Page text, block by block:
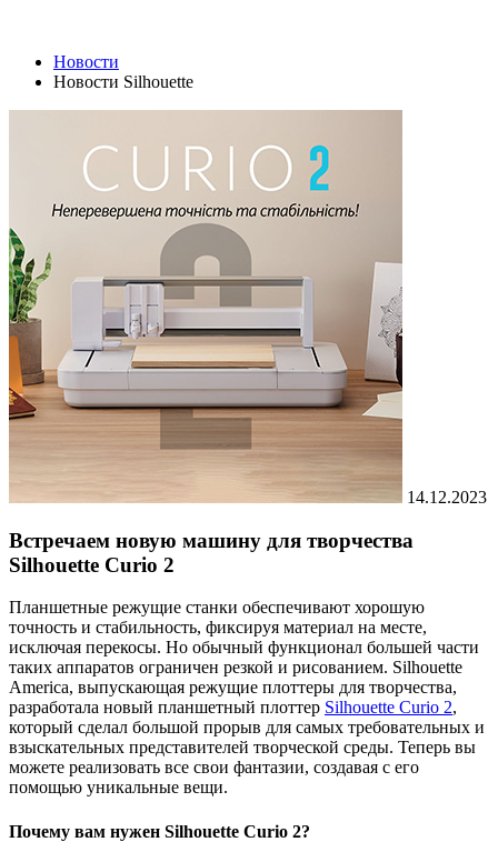
Новости
Новости Silhouette
14.12.2023
Встречаем новую машину для творчества
Silhouette Curio 2
Планшетные режущие станки обеспечивают хорошую
точность и стабильность, фиксируя материал на месте,
исключая перекосы. Но обычный функционал большей части
таких аппаратов ограничен резкой и рисованием. Silhouette
America, выпускающая режущие плоттеры для творчества,
разработала новый планшетный плоттер Silhouette Curio 2,
который сделал большой прорыв для самых требовательных и
взыскательных представителей творческой среды. Теперь вы
можете реализовать все свои фантазии, создавая с его
помощью уникальные вещи.
Почему вам нужен Silhouette Curio 2?